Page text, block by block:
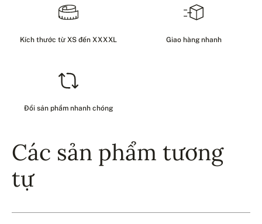
Kích thước từ XS đến XXXXL Giao hàng nhanh
Đổi sản phẩm nhanh chóng
Các sản phẩm tương
tự